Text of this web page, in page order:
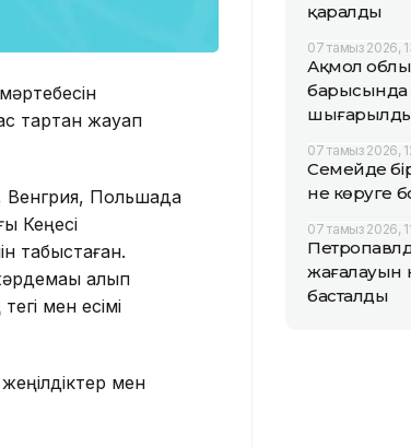
тартқан жауап
Венгрия, Польшада
Кеңесі
табыстаған.
алып
мен есімі
мен
қаралды
07 тамыз 2026,
Ақмол
барысында
07 тамыз 2026,
Семейде
не көруге
07 тамыз 2026,
жағалауын
басталды